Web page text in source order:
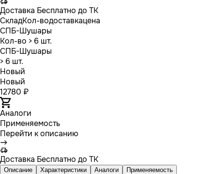
Доставка Бесплатно до ТК
СкладКол-водоставкацена
СПБ-Шушары
Кол-во > 6 шт.
СПБ-Шушары
> 6 шт.
Новый
Новый
12780 ₽
Аналоги
Применяемость
Перейти к описанию
Доставка Бесплатно до ТК
Описание Характеристики Аналоги Применяемость